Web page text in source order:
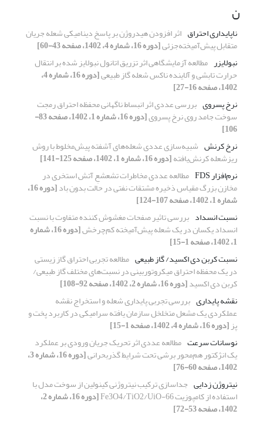
ن
ناپایداری احتراق اثر افزودن هیدروژن بر پاسخ دینامیکی شعله جریان
متقابل پیش‌آمیخته‌جزئی[دوره 16، شماره 4، 1402، صفحه 43-60]
نبولایزر مطالعه آزمایشگاهی اثر تزریق اتانول نبولایز شده بر انتقال
حرارت تابشی و آلاینده ناکس شعله گاز طبیعی [دوره 16، شماره 4،
1402، صفحه 16-27]
نرخ پسروی بررسی عددی اثر انبساط ناگهانی محفظه احتراق رمجت
سوخت جامد روی نرخ پسروی [دوره 16، شماره 1، 1402، صفحه 83-
106]
نرخ کرنش شبیه‌سازی عددی شعله‌های ‌آشفته پیش‌مخلوط با روش
ریزشعله کرنش‌یافته[دوره 16، شماره 1، 1402، صفحه 125-141]
نرم‌افزار FDS
مطالعه عددی مخاطرات تشعشعِ آتش استخری در
مخازن بزرگ مقیاس ذخیره مشتقات نفتی در حالت بدون باد [دوره 16،
شماره 1، 1402، صفحه 107-124]
نسبت انسداد بررسی تاثیر صفحات مغشوش کننده متفاوت با نسبت
انسداد یکسان در یک شعله پیش‌آمیخته کم‌چرخش [دوره 16، شماره
1، 1402، صفحه 1-15]
نسبت کربن دی اکسید/ گاز طبیعی مطالعه تجربی احتراق گاز زیستی
در یک محفظه احتراق میکروتوربینی در نسبت‌های مختلف گاز طبیعی/
کربن دی اکسید[دوره 16، شماره 2، 1402، صفحه 92-108]
نقشه پایداری بررسی تجربی پایداری شعله و استخراج نقشه
عملکردی یک مشعل متخلخل سازمان یافته سرامیکی در کاربرد پخت و
پز[دوره 16، شماره 4، 1402، صفحه 1-15]
نوسانات سرعت مطالعه عددی اثر تحریک جریان ورودی بر عملکرد
یک انژکتور هم‌محور برشی تحت شرایط گذربحرانی [دوره 16، شماره 3،
1402، صفحه 60-76]
نیتروژن زدایی جداسازی ترکیب نیتروژنی کینولین از سوخت مدل با
استفاده از کامپوزیت Fe3O4/TiO2/UiO-66 [دوره 16، شماره 2،
1402، صفحه 53-72]